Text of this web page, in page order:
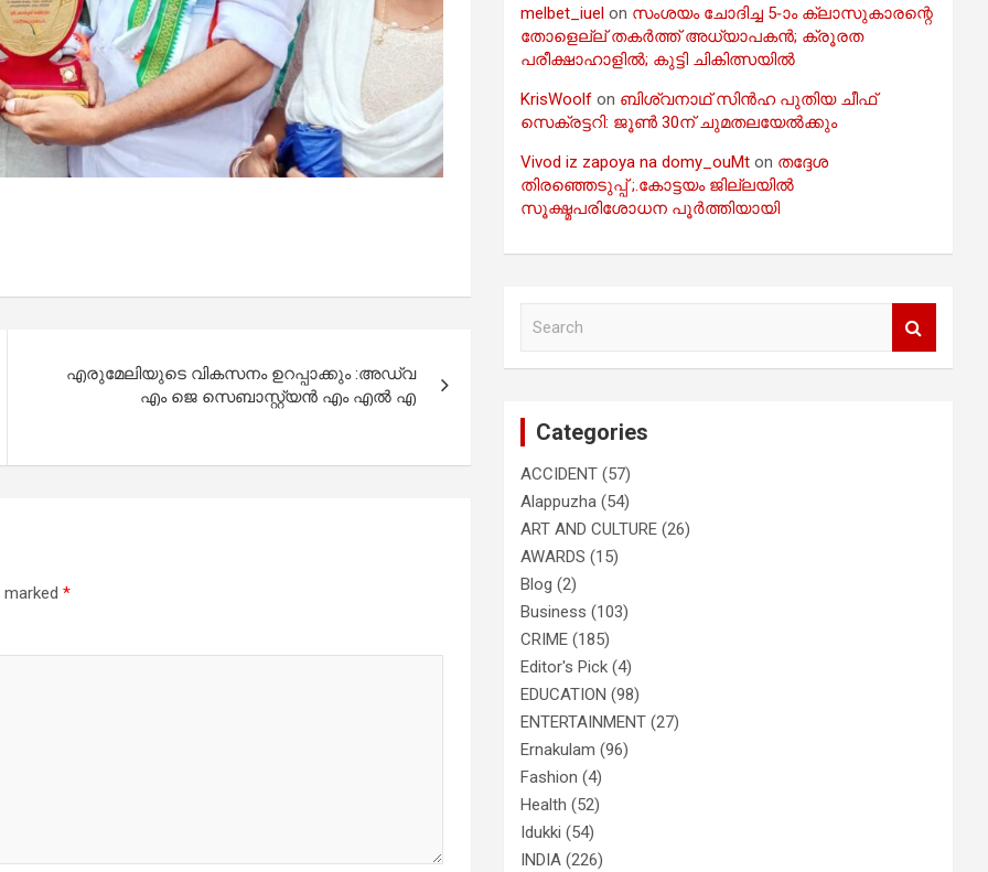
എരുമേലിയുടെ വികസനം ഉറപ്പാക്കും :അഡ്വ
എം ജെ സെബാസ്റ്റ്യൻ എം എൽ എ
marked *
melbet_iuel on സംശയം ചോദിച്ച 5-ാം ക്ലാസുകാരന്റെ
തോളെല്ല് തകർത്ത് അധ്യാപകൻ; ക്രൂരത
പരീക്ഷാഹാളിൽ; കുട്ടി ചികിത്സയിൽ
KrisWoolf on ബിശ്വനാഥ് സിൻഹ പുതിയ ചീഫ്
സെക്രട്ടറി: ജൂൺ 30ന് ചുമതലയേൽക്കും
Vivod iz zapoya na domy_ouMt on തദ്ദേശ
തിരഞ്ഞെടുപ്പ് ;.കോട്ടയം ജില്ലയിൽ
സൂക്ഷ്മപരിശോധന പൂർത്തിയായി
Categories
ACCIDENT (57)
Alappuzha (54)
ART AND CULTURE (26)
AWARDS (15)
Blog (2)
Business (103)
CRIME (185)
Editor's Pick (4)
EDUCATION (98)
ENTERTAINMENT (27)
Ernakulam (96)
Fashion (4)
Health (52)
Idukki (54)
INDIA (226)